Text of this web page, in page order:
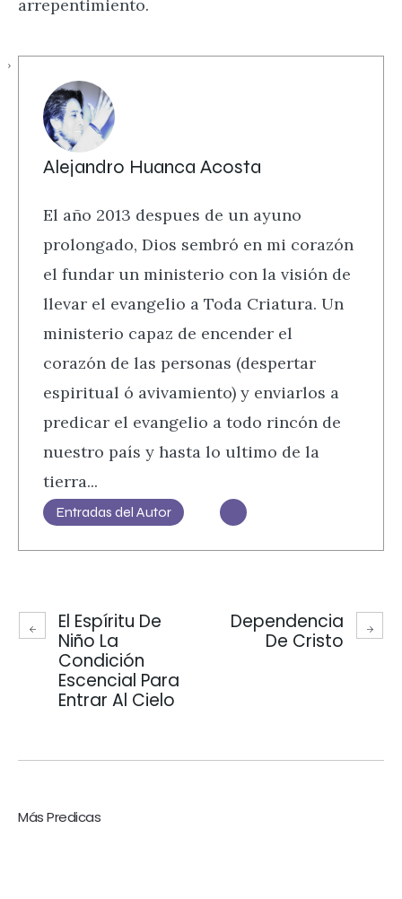
arrepentimiento.
Alejandro Huanca Acosta
El año 2013 despues de un ayuno
prolongado, Dios sembró en mi corazón
el fundar un ministerio con la visión de
llevar el evangelio a Toda Criatura. Un
ministerio capaz de encender el
corazón de las personas (despertar
espiritual ó avivamiento) y enviarlos a
predicar el evangelio a todo rincón de
nuestro país y hasta lo ultimo de la
tierra...
Entradas del Autor
El Espíritu De
Niño La
Condición
Escencial Para
Entrar Al Cielo
Dependencia
De Cristo
Más Predicas